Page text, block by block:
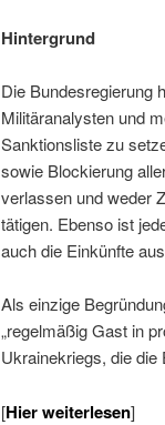
Hintergrund
Die Bundesregierung
Militäranalysten und
Sanktionsliste zu
sowie Blockierung
verlassen und weder
tätigen. Ebenso ist
auch die Einkünfte
Als einzige
„regelmäßig Gast in
Ukrainekriegs, die
[Hier weiterlesen]